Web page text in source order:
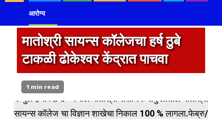
आरोग्य
मातोश्री सायन्स कॉलेजचा हर्ष ठुबे
टाकळी ढोकेश्वर केंद्रात पाचवा
1 min read
कर्जुले हर्या दि.५:- येथील मातोश्री शैक्षणिक संकुलातील मातोश्री
सायन्स कॉलेज चा विज्ञान शाखेचा निकाल 100 % लागला.फेब्रु/